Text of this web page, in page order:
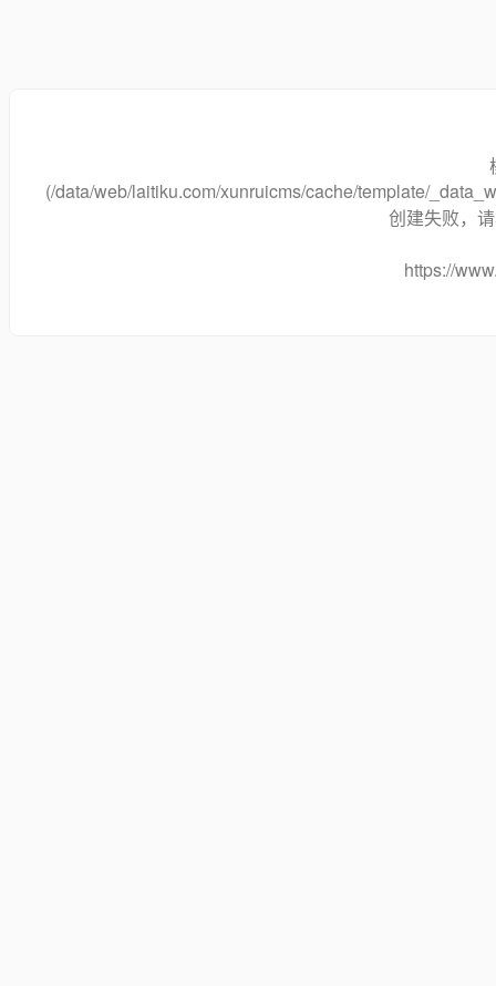
(/data/web/laitiku.com/xunruicms/cache/template/
创建失败，
https://